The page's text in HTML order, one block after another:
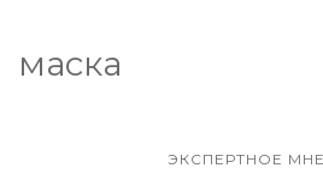
маска
ЭКСПЕРТНОЕ